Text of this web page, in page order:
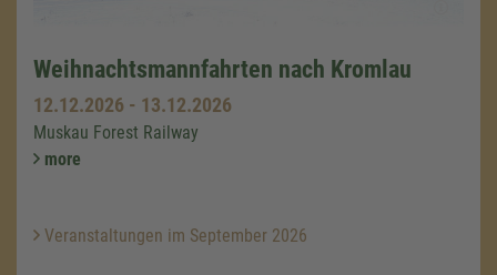
Weihnachtsmannfahrten nach Kromlau
12.12.2026 - 13.12.2026
Muskau Forest Railway
more
Veranstaltungen im September 2026